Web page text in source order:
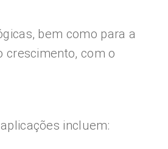
bem como para a
crescimento, com o
incluem: